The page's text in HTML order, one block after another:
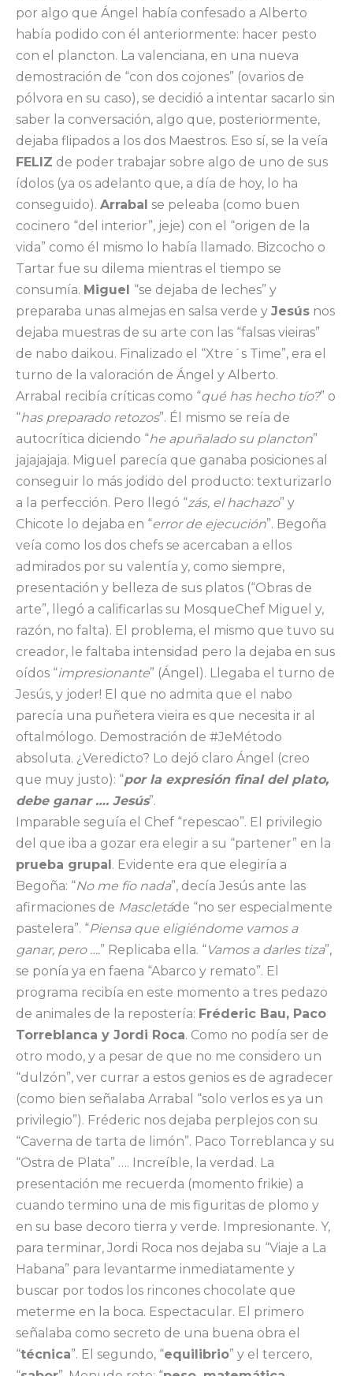
por algo que Ángel había confesado a Alberto
había podido con él anteriormente: hacer pesto
con el plancton. La valenciana, en una nueva
demostración de “con dos cojones” (ovarios de
pólvora en su caso), se decidió a intentar sacarlo sin
saber la conversación, algo que, posteriormente,
dejaba flipados a los dos Maestros. Eso sí, se la veía
FELIZ de poder trabajar sobre algo de uno de sus
ídolos (ya os adelanto que, a día de hoy, lo ha
conseguido). Arrabal se peleaba (como buen
cocinero “del interior”, jeje) con el “origen de la
vida” como él mismo lo había llamado. Bizcocho o
Tartar fue su dilema mientras el tiempo se
consumía. Miguel “se dejaba de leches” y
preparaba unas almejas en salsa verde y Jesús nos
dejaba muestras de su arte con las “falsas vieiras”
de nabo daikou. Finalizado el “Xtre´s Time”, era el
turno de la valoración de Ángel y Alberto.
Arrabal recibía críticas como “qué has hecho tío?” o
“has preparado retozos”. Él mismo se reía de
autocrítica diciendo “he apuñalado su plancton”
jajajajaja. Miguel parecía que ganaba posiciones al
conseguir lo más jodido del producto: texturizarlo
a la perfección. Pero llegó “zás, el hachazo” y
Chicote lo dejaba en “error de ejecución”. Begoña
veía como los dos chefs se acercaban a ellos
admirados por su valentía y, como siempre,
presentación y belleza de sus platos (“Obras de
arte”, llegó a calificarlas su MosqueChef Miguel y,
razón, no falta). El problema, el mismo que tuvo su
creador, le faltaba intensidad pero la dejaba en sus
oídos “impresionante” (Ángel). Llegaba el turno de
Jesús, y joder! El que no admita que el nabo
parecía una puñetera vieira es que necesita ir al
oftalmólogo. Demostración de #JeMétodo
absoluta. ¿Veredicto? Lo dejó claro Ángel (creo
que muy justo): “por la expresión final del plato,
debe ganar …. Jesús”.
Imparable seguía el Chef “repescao”. El privilegio
del que iba a gozar era elegir a su “partener” en la
prueba grupal. Evidente era que elegiría a
Begoña: “No me fío nada”, decía Jesús ante las
afirmaciones de Mascletáde “no ser especialmente
pastelera”. “Piensa que eligiéndome vamos a
ganar, pero ….” Replicaba ella. “Vamos a darles tiza”,
se ponía ya en faena “Abarco y remato”. El
programa recibía en este momento a tres pedazo
de animales de la repostería: Fréderic Bau, Paco
Torreblanca y Jordi Roca. Como no podía ser de
otro modo, y a pesar de que no me considero un
“dulzón”, ver currar a estos genios es de agradecer
(como bien señalaba Arrabal “solo verlos es ya un
privilegio”). Fréderic nos dejaba perplejos con su
“Caverna de tarta de limón”. Paco Torreblanca y su
“Ostra de Plata” …. Increíble, la verdad. La
presentación me recuerda (momento frikie) a
cuando termino una de mis figuritas de plomo y
en su base decoro tierra y verde. Impresionante. Y,
para terminar, Jordi Roca nos dejaba su “Viaje a La
Habana” para levantarme inmediatamente y
buscar por todos los rincones chocolate que
meterme en la boca. Espectacular. El primero
señalaba como secreto de una buena obra el
“técnica”. El segundo, “equilibrio” y el tercero,